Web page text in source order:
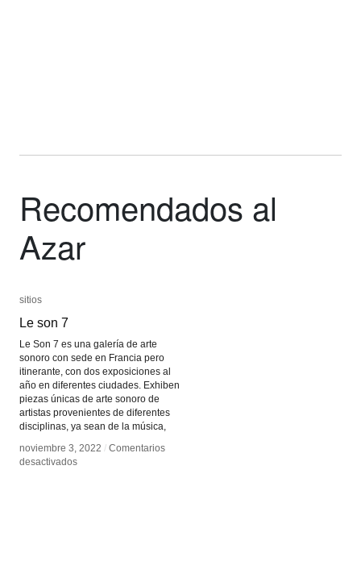
Recomendados al
Azar
sitios
Le son 7
Le Son 7 es una galería de arte
sonoro con sede en Francia pero
itinerante, con dos exposiciones al
año en diferentes ciudades. Exhiben
piezas únicas de arte sonoro de
artistas provenientes de diferentes
disciplinas, ya sean de la música,
noviembre 3, 2022 / Comentarios
desactivadosen
sitios
Le son 7
noviembre 3, 2022 / Comentarios
desactivadosen